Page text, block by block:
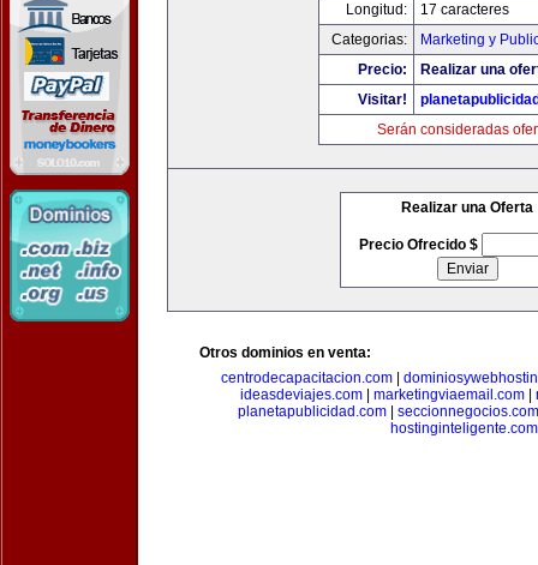
Longitud:
17 caracteres
Categorias:
Marketing y
Precio:
Realizar una
Visitar!
Serán consideradas
Realizar una Oferta
Precio Ofrecido $
Otros dominios en venta:
centrodecapacitacion.com
ideasdeviajes.com| marketingviaemail.com|
planetapublicidad.com| seccionnegocios.com
hostinginteligente.com